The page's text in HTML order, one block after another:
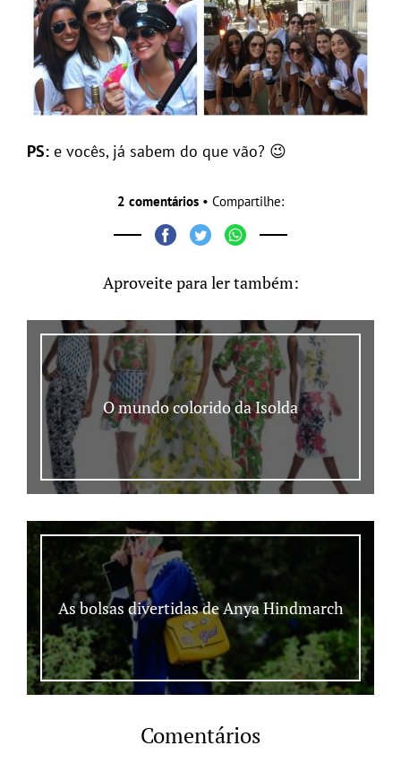
PS: e vocês, já sabem do que vão? 😉
2 comentários • Compartilhe:
Aproveite para ler também:
O mundo colorido da Isolda
As bolsas divertidas de Anya Hindmarch
Comentários